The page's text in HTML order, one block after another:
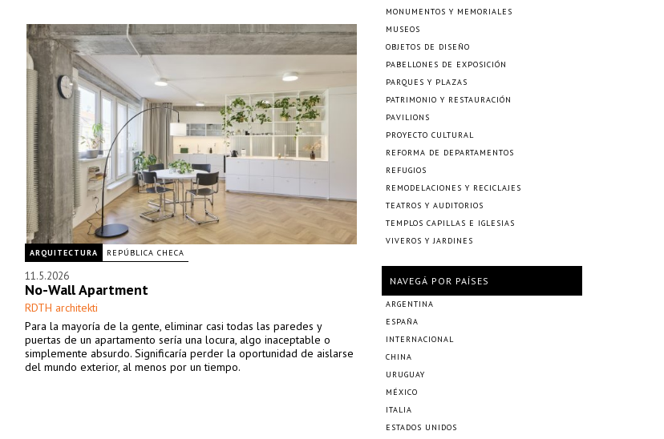
ARQUITECTURA REPÚBLICA CHECA
11.5.2026
No-Wall Apartment
RDTH architekti
Para la mayoría de la gente, eliminar casi todas las paredes y
puertas de un apartamento sería una locura, algo inaceptable o
simplemente absurdo. Significaría perder la oportunidad de aislarse
del mundo exterior, al menos por un tiempo.
MONUMENTOS Y MEMORIALES
MUSEOS
OBJETOS DE DISEÑO
PABELLONES DE EXPOSICIÓN
PARQUES Y PLAZAS
PATRIMONIO Y RESTAURACIÓN
PAVILIONS
PROYECTO CULTURAL
REFORMA DE DEPARTAMENTOS
REFUGIOS
REMODELACIONES Y RECICLAJES
TEATROS Y AUDITORIOS
TEMPLOS CAPILLAS E IGLESIAS
VIVEROS Y JARDINES
NAVEGÁ POR PAÍSES
ARGENTINA
ESPAÑA
INTERNACIONAL
CHINA
URUGUAY
MÉXICO
ITALIA
ESTADOS UNIDOS